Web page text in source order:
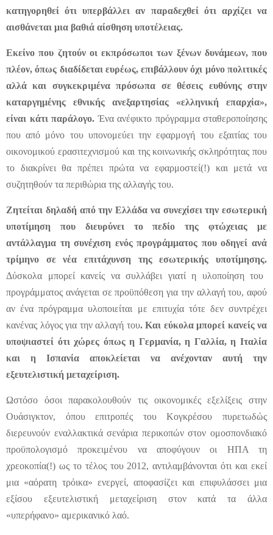
κατηγορηθεί ότι υπερβάλλει αν παραδεχθεί ότι αρχίζει να
αισθάνεται μια βαθιά αίσθηση υποτέλειας.
Εκείνο που ζητούν οι εκπρόσωποι των ξένων δυνάμεων, που
πλέον, όπως διαδίδεται ευρέως, επιβάλλουν όχι μόνο πολιτικές
αλλά και συγκεκριμένα πρόσωπα σε θέσεις ευθύνης στην
καταργημένης εθνικής ανεξαρτησίας «ελληνική επαρχία»,
είναι κάτι παράλογο. Ένα ανέφικτο πρόγραμμα σταθεροποίησης
που από μόνο του υπονομεύει την εφαρμογή του εξαιτίας του
οικονομικού ερασιτεχνισμού και της κοινωνικής σκληρότητας που
το διακρίνει θα πρέπει πρώτα να εφαρμοστεί(!) και μετά να
συζητηθούν τα περιθώρια της αλλαγής του.
Ζητείται δηλαδή από την Ελλάδα να συνεχίσει την εσωτερική
υποτίμηση που διευρύνει το πεδίο της φτώχειας με
αντάλλαγμα τη συνέχιση ενός προγράμματος που οδηγεί ανά
τρίμηνο σε νέα επιτάχυνση της εσωτερικής υποτίμησης.
Δύσκολα μπορεί κανείς να συλλάβει γιατί η υλοποίηση του
προγράμματος ανάγεται σε προϋπόθεση για την αλλαγή του, αφού
αν ένα πρόγραμμα υλοποιείται με επιτυχία τότε δεν συντρέχει
κανένας λόγος για την αλλαγή του. Και εύκολα μπορεί κανείς να
υποψιαστεί ότι χώρες όπως η Γερμανία, η Γαλλία, η Ιταλία
και η Ισπανία αποκλείεται να ανέχονταν αυτή την
εξευτελιστική μεταχείριση.
Ωστόσο όσοι παρακολουθούν τις οικονομικές εξελίξεις στην
Ουάσιγκτον, όπου επιτροπές του Κογκρέσου πυρετωδώς
διερευνούν εναλλακτικά σενάρια περικοπών στον ομοσπονδιακό
προϋπολογισμό προκειμένου να αποφύγουν οι ΗΠΑ τη
χρεοκοπία(!) ως το τέλος του 2012, αντιλαμβάνονται ότι και εκεί
μια «αόρατη τρόικα» ενεργεί, αποφασίζει και επιφυλάσσει μια
εξίσου εξευτελιστική μεταχείριση στον κατά τα άλλα
«υπερήφανο» αμερικανικό λαό.